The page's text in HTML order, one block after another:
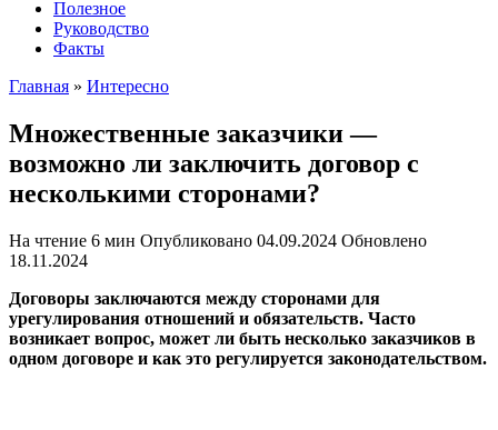
Полезное
Руководство
Факты
Главная » Интересно
Множественные заказчики —
возможно ли заключить договор с
несколькими сторонами?
На чтение 6 мин Опубликовано 04.09.2024 Обновлено
18.11.2024
Договоры заключаются между сторонами для
урегулирования отношений и обязательств. Часто
возникает вопрос, может ли быть несколько заказчиков в
одном договоре и как это регулируется законодательством.